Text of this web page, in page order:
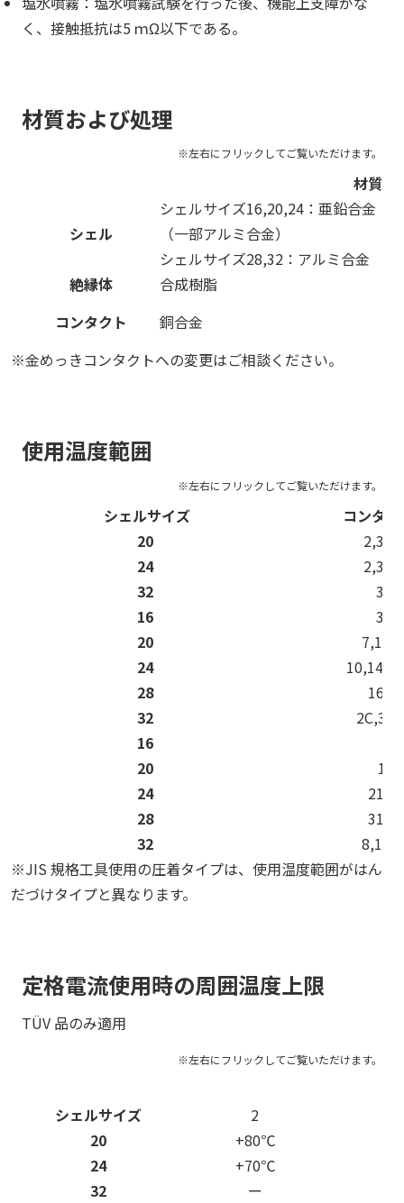
く、接触抵抗は5 ｍΩ以下である。
材質および処理
材質
シェル
シェルサイズ16,20,24：亜鉛合金
（一部アルミ合金）
シェルサイズ28,32：アルミ合金
絶縁体
合成樹脂
コンタクト
銅合金
※金めっきコンタクトへの変更はご相談ください。
使用温度範囲
シェルサイズ
コンタ
20
24
32
3,4
16
3,5
20
24
28
16,24
32
16
20
14
24
21,24
28
31,37
32
※JIS 規格工具使用の圧着タイプは、使用温度範囲がはん
だづけタイプと異なります。
定格電流使用時の周囲温度上限
TÜV 品のみ適用
シェルサイズ
2
20
+80℃
24
+70℃
32
ー